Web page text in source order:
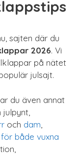
sajten där du
2026. Vi
på nätet
julsajt.
du även annat
och dam
både vuxna